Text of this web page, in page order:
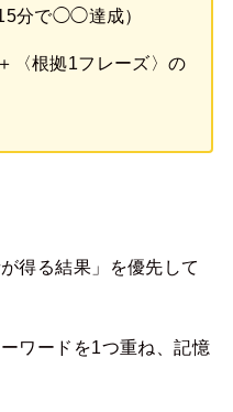
分で◯◯達成）
〈根拠1フレーズ〉の
得る結果」を優先して
ワードを1つ重ね、記憶